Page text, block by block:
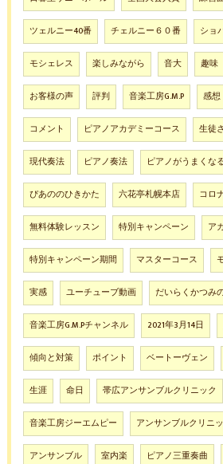
ツェルニー40番 チェルニー６０番 ショ
モシェレス 楽しみながら 音大 趣味
お客様の声 評判 音楽工房G.M.P 感想
コメント ピアノアカデミーコース 生徒
現代奏法 ピアノ奏法 ピアノがうまくな
ぴあののひきかた 六花亭札幌本店 コロ
無料体験レッスン 特別キャンペーン ア
特別キャンペーン期間 マスターコース
実感 ユーチューブ動画 だいらくかつみ
音楽工房G.M.Pチャンネル 2021年3月14日
傾向と対策 ポイント ベートーヴェン
生涯 命日 帯広アンサンブルクリニック
音楽工房ジーエムピー アンサンブルクリニ
アンサンブル 室内楽 ピアノ三重奏曲